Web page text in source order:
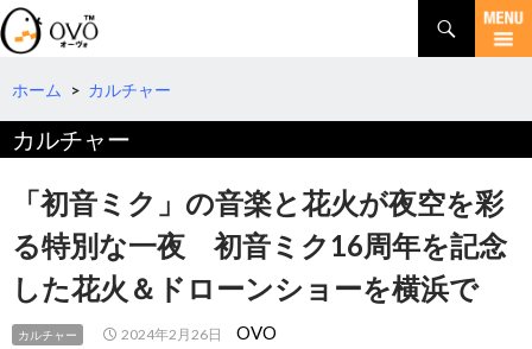
検
索
コ
テ
ツ
へ
ホーム > カルチャー
カルチャー
「初音ミク」の音楽と花火が夜空を彩
る特別な一夜 初音ミク16周年を記念
した花火＆ドローンショーを横浜で
カルチャー 2024年2月26日 OVO